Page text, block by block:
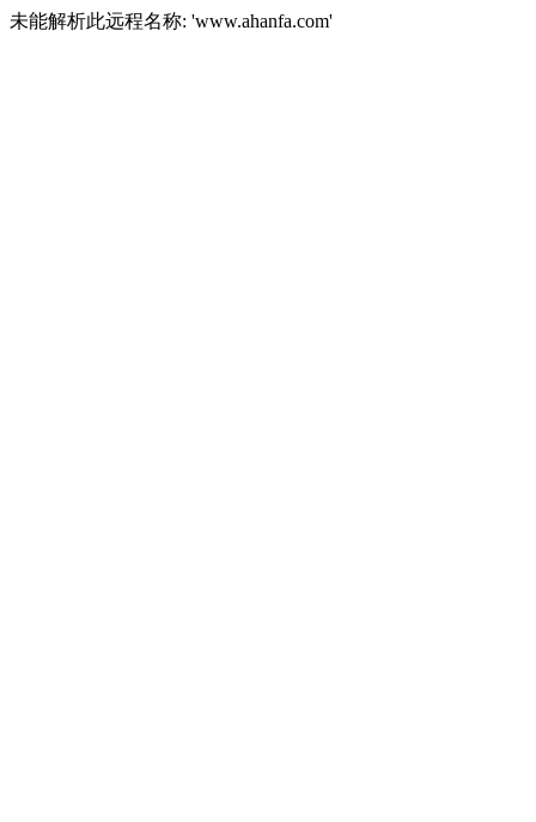
未能解析此远程名称: 'www.ahanfa.com'